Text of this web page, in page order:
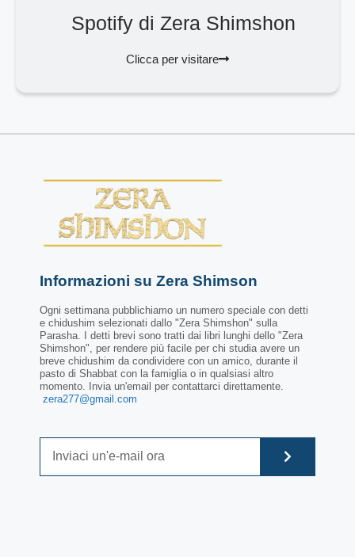
Spotify di Zera Shimshon
Clicca per visitare
Informazioni su Zera Shimson
Ogni settimana pubblichiamo un numero speciale con detti
e chidushim selezionati dallo "Zera Shimshon" sulla
Parasha. I detti brevi sono tratti dai libri lunghi dello "Zera
Shimshon", per rendere più facile per chi studia avere un
breve chidushim da condividere con un amico, durante il
pasto di Shabbat con la famiglia o in qualsiasi altro
momento. Invia un'email per contattarci direttamente.
zera277@gmail.com